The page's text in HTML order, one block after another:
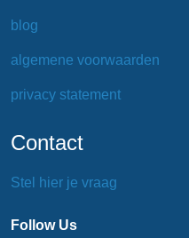
blog
algemene voorwaarden
privacy statement
Contact
Stel hier je vraag
Follow Us